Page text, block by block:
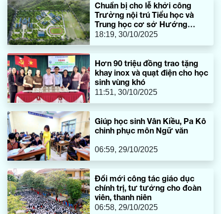
Chuẩn bị cho lễ khởi công
Trường nội trú Tiểu học và
Trung học cơ sở Hướng
Phùng
18:19, 30/10/2025
Hơn 90 triệu đồng trao tặng
khay inox và quạt điện cho học
sinh vùng khó
11:51, 30/10/2025
Giúp học sinh Vân Kiều, Pa Kô
chinh phục môn Ngữ văn
06:59, 29/10/2025
Đổi mới công tác giáo dục
chính trị, tư tưởng cho đoàn
viên, thanh niên
06:58, 29/10/2025